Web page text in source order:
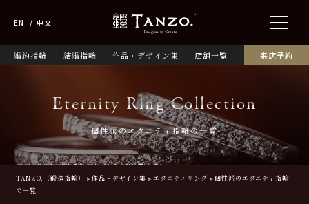
婚約指輪 結婚指輪 作品・デザイン集 店舗一覧 来店予約
EN 中文
Eternity Ring Collection
個性派のエタニティ指輪の一覧
TANZO.（鍛造指輪） 作品・デザイン集 エタニティリング
個性派のエタニティ指輪
の一覧